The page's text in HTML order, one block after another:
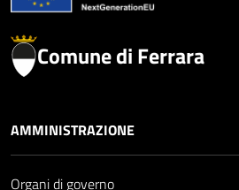
Comune di Ferrara
AMMINISTRAZIONE
Organi di governo